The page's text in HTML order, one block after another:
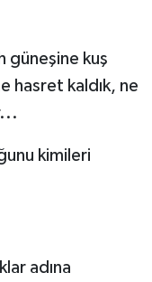
güneşine kuş
hasret kaldık, ne
kimileri
adına